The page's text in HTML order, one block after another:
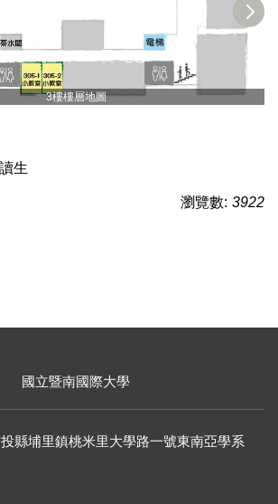
3樓樓層地圖
生
瀏覽數: 3922
國立暨南國際大學
縣埔里鎮桃米里大學路一號東南亞學系